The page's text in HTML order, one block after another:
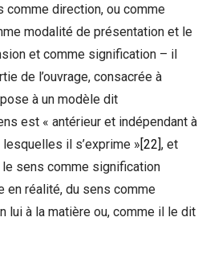
comme direction, ou comme
modalité de présentation et le
et comme signification – il
de l’ouvrage, consacrée à
à un modèle dit
est « antérieur et indépendant à
il s’exprime »[22], et
sens comme signification
en réalité, du sens comme
lui à la matière ou, comme il le dit